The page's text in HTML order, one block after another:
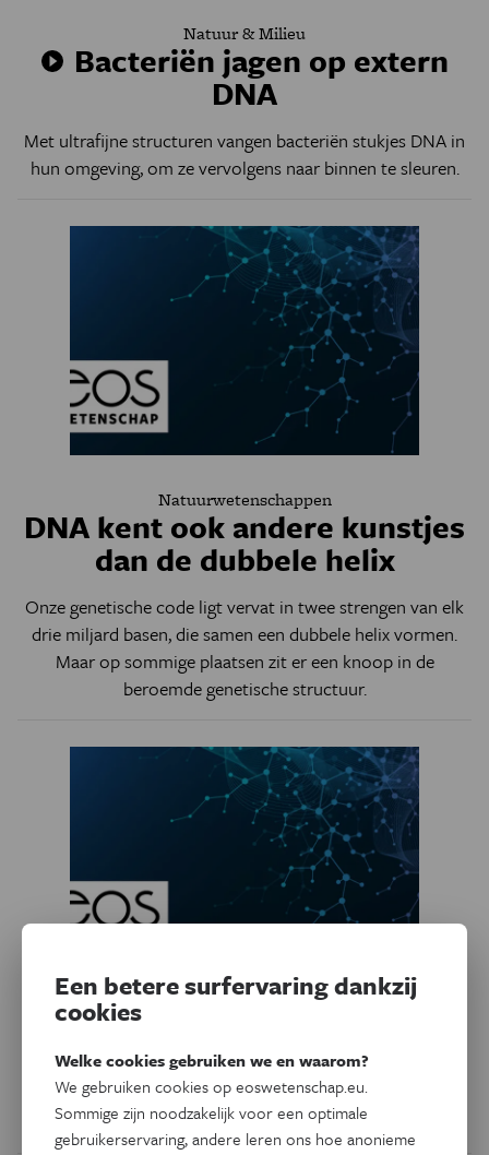
Natuur & Milieu
Bacteriën jagen op extern
DNA
Met ultrafijne structuren vangen bacteriën stukjes DNA in
hun omgeving, om ze vervolgens naar binnen te sleuren.
Natuurwetenschappen
DNA kent ook andere kunstjes
dan de dubbele helix
Onze genetische code ligt vervat in twee strengen van elk
drie miljard basen, die samen een dubbele helix vormen.
Maar op sommige plaatsen zit er een knoop in de
beroemde genetische structuur.
Moederzorg verandert DNA
Muizenmoeders veranderen het DNA in het brein van hun
jongen.
Een betere surfervaring dankzij
cookies
Welke cookies gebruiken we en waarom?
We gebruiken cookies op eoswetenschap.eu.
Sommige zijn noodzakelijk voor een optimale
gebruikerservaring, andere leren ons hoe anonieme